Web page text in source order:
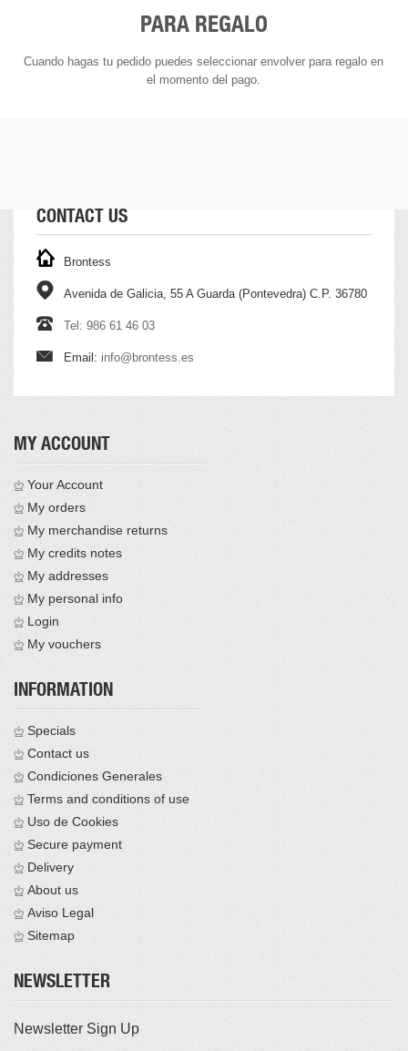
PARA REGALO
Cuando hagas tu pedido puedes seleccionar envolver para regalo en
el momento del pago.
CONTACT US
Brontess
Avenida de Galicia, 55 A Guarda (Pontevedra) C.P. 36780
Tel: 986 61 46 03
Email: info@brontess.es
MY ACCOUNT
Your Account
My orders
My merchandise returns
My credits notes
My addresses
My personal info
Login
My vouchers
INFORMATION
Specials
Contact us
Condiciones Generales
Terms and conditions of use
Uso de Cookies
Secure payment
Delivery
About us
Aviso Legal
Sitemap
NEWSLETTER
Newsletter Sign Up